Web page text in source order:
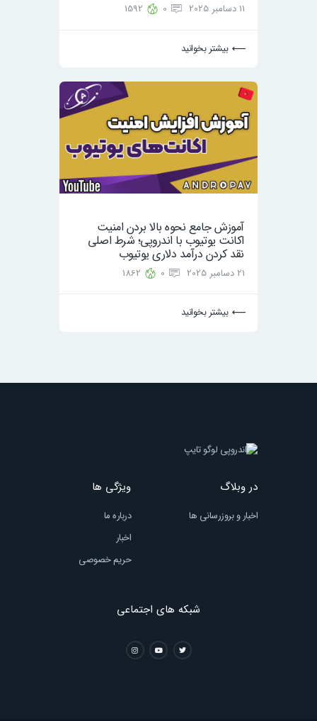
11 دسامبر 2025 0
1592
بیشتر بخوانید
آموزش جامع نحوه بالا بردن امنیت
اکانت یوتیوب با اندروپی؛ شرط اصلی
نقد کردن درآمد دلاری یوتیوب
21 دسامبر 2025 0
1862
بیشتر بخوانید
در وبلاگ
اخبار و بروزرسانی ها
ویژگی ها
درباره ما
اخبار
حریم خصوصی
شبکه های اجتماعی